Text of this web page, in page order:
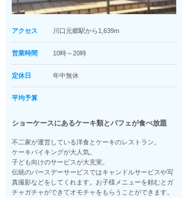
アクセス 川口元郷駅から1,639m
営業時間 10時～20時
定休日 年中無休
平均予算
ショーケースにあるケーキ類とパフェが食べ放題
不二家が運営している洋食とケーキのレストラン。
ケーキバイキングが大人気。
子ども向けのサービスが大充実。
伝統のバースデーサービスではキャンドルサービスや写
真撮影などをしてくれます。お子様メニューを頼むとガ
チャガチャができてオモチャをもらうことができます。